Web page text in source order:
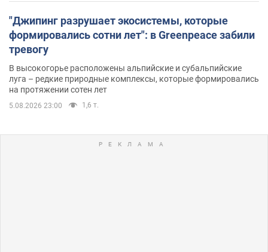
"Джипинг разрушает экосистемы, которые
формировались сотни лет": в Greenpeace забили
тревогу
В высокогорье расположены альпийские и субальпийские
луга – редкие природные комплексы, которые формировались
на протяжении сотен лет
5.08.2026 23:00 1,6 т.